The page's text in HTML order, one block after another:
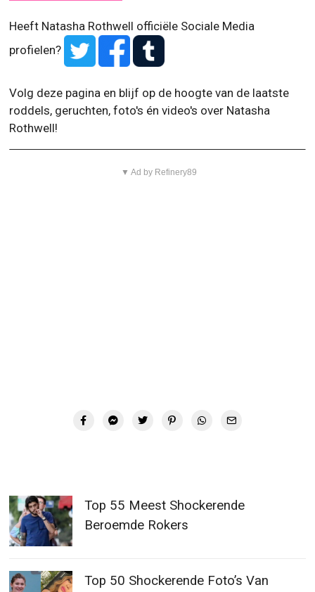
Heeft Natasha Rothwell officiële Sociale Media
profielen?
Volg deze pagina en blijf op de hoogte van de laatste
roddels, geruchten, foto's én video's over Natasha
Rothwell!
▼ Ad by Refinery89
Top 55 Meest Shockerende
Beroemde Rokers
Top 50 Shockerende Foto’s Van